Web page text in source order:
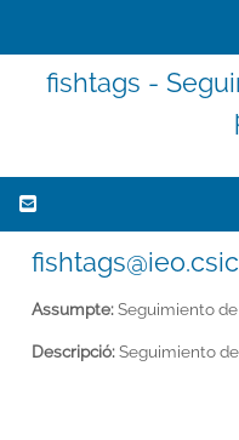
fishtags -
Assumpte:Seguimiento
Descripció:Seguimiento